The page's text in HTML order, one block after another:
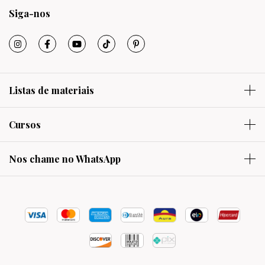
Siga-nos
Listas de materiais
Cursos
Nos chame no WhatsApp